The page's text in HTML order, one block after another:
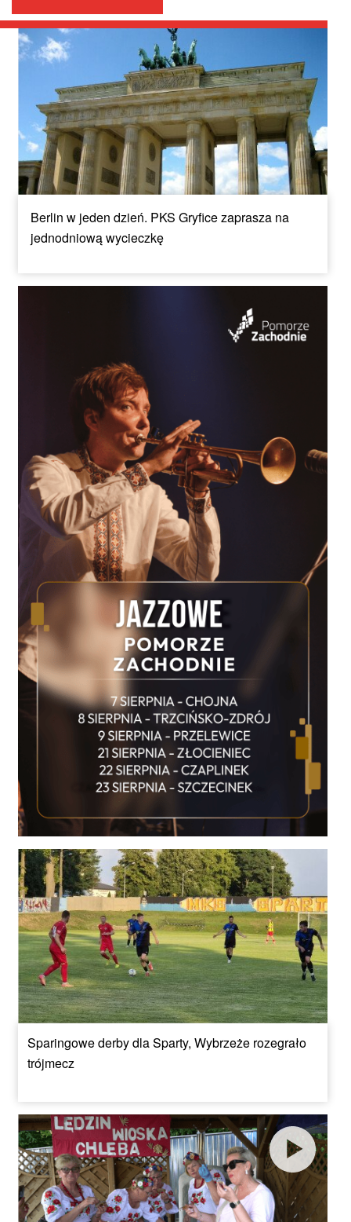
Berlin w jeden dzień. PKS Gryfice zaprasza na
jednodniową wycieczkę
Sparingowe derby dla Sparty, Wybrzeże rozegrało
trójmecz